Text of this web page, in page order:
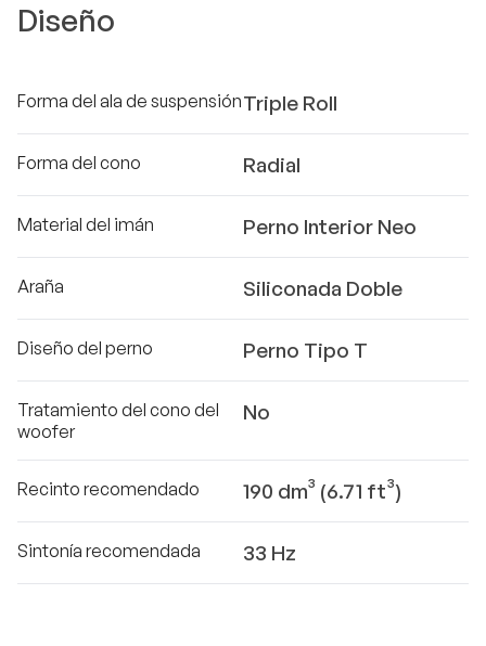
Diseño
Forma del ala de suspensiónTriple Roll
Forma del cono Radial
Material del imán Perno Interior Neo
Araña Siliconada Doble
Diseño del perno Perno Tipo T
Tratamiento del cono del
woofer
No
Recinto recomendado 190 dm³ (6.71 ft³)
Sintonía recomendada 33 Hz